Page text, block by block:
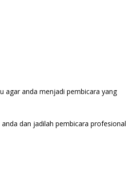
agar anda menjadi pembicara yang
dan jadilah pembicara profesional